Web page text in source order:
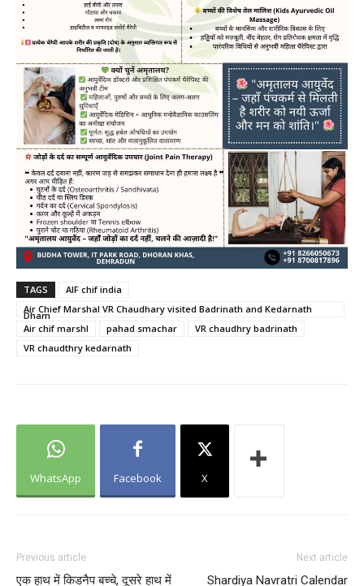
TAGS
AIF chif india
Air Chief Marshal VR Chaudhary visited Badrinath and Kedarnath
Dham
Air chif marshl
pahad smachar
VR chaudhry badrinath
VR chaudthry kedarnath
WhatsApp Facebook X
Previous article
एक हाथ में किडनैप बच्चे, दूसरे हाथ में
Next article
Shardiya Navratri Calendar